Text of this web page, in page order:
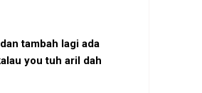
tambah lagi ada
you tuh aril dah